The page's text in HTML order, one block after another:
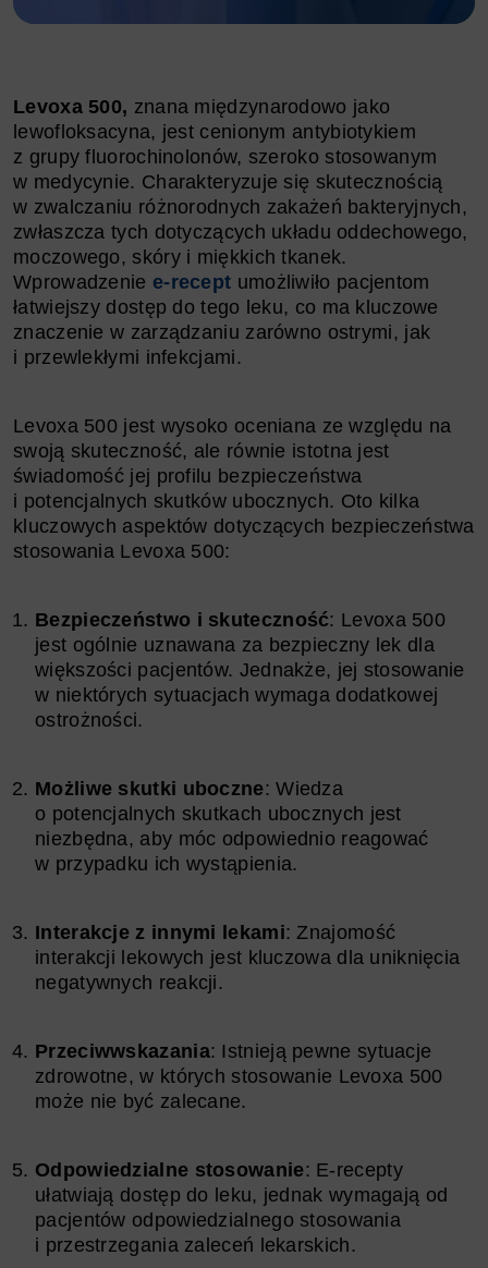
Levoxa 500, znana międzynarodowo jako
lewofloksacyna, jest cenionym antybiotykiem
z grupy fluorochinolonów, szeroko stosowanym
w medycynie. Charakteryzuje się skutecznością
w zwalczaniu różnorodnych zakażeń bakteryjnych,
zwłaszcza tych dotyczących układu oddechowego,
moczowego, skóry i miękkich tkanek.
Wprowadzenie e-recept umożliwiło pacjentom
łatwiejszy dostęp do tego leku, co ma kluczowe
znaczenie w zarządzaniu zarówno ostrymi, jak
i przewlekłymi infekcjami.
Levoxa 500 jest wysoko oceniana ze względu na
swoją skuteczność, ale równie istotna jest
świadomość jej profilu bezpieczeństwa
i potencjalnych skutków ubocznych. Oto kilka
kluczowych aspektów dotyczących bezpieczeństwa
stosowania Levoxa 500:
Bezpieczeństwo i skuteczność: Levoxa 500
jest ogólnie uznawana za bezpieczny lek dla
większości pacjentów. Jednakże, jej stosowanie
w niektórych sytuacjach wymaga dodatkowej
ostrożności.
Możliwe skutki uboczne: Wiedza
o potencjalnych skutkach ubocznych jest
niezbędna, aby móc odpowiednio reagować
w przypadku ich wystąpienia.
Interakcje z innymi lekami: Znajomość
interakcji lekowych jest kluczowa dla uniknięcia
negatywnych reakcji.
Przeciwwskazania: Istnieją pewne sytuacje
zdrowotne, w których stosowanie Levoxa 500
może nie być zalecane.
Odpowiedzialne stosowanie: E-recepty
ułatwiają dostęp do leku, jednak wymagają od
pacjentów odpowiedzialnego stosowania
i przestrzegania zaleceń lekarskich.